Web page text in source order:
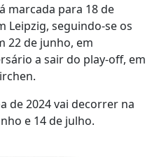
marcada para 18 de
Leipzig, seguindo-se os
22 de junho, em
a sair do play-off, em
de 2024 vai decorrer na
e 14 de julho.